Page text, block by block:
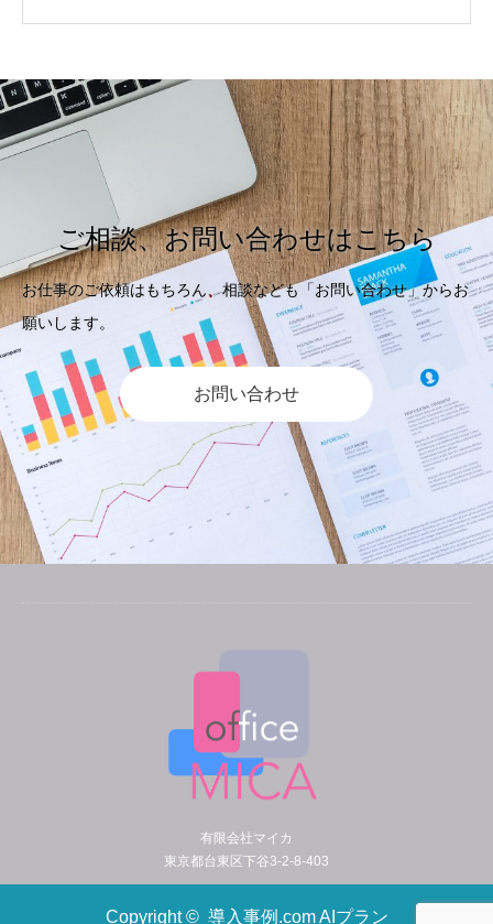
ご相談、お問い合わせはこちら
お仕事のご依頼はもちろん、相談なども「お問い合わせ」からお
願いします。
お問い合わせ
有限会社マイカ
東京都台東区下谷3-2-8-403
Copyright © 導入事例.com AIプラン